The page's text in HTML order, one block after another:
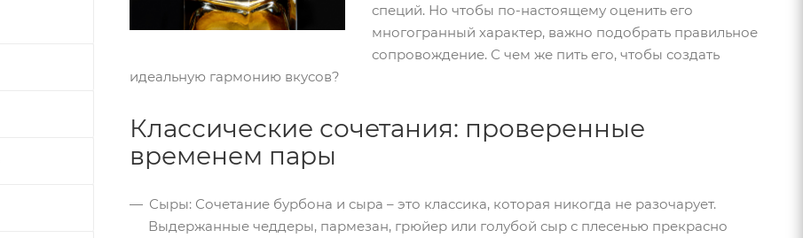
специй. Но чтобы по-настоящему оценить его
многогранный характер, важно подобрать правильное
сопровождение. С чем же пить его, чтобы создать
идеальную гармонию вкусов?
Классические сочетания: проверенные
временем пары
Сыры: Сочетание бурбона и сыра – это классика, которая никогда не разочарует.
Выдержанные чеддеры, пармезан, грюйер или голубой сыр с плесенью прекрасно